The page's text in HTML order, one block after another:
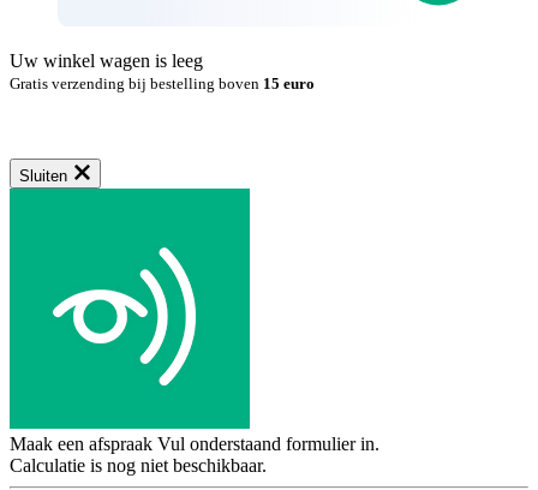
Uw winkel wagen is leeg
Gratis verzending bij bestelling boven 15 euro
Sluiten
Maak een afspraak Vul onderstaand formulier in.
Calculatie is nog niet beschikbaar.